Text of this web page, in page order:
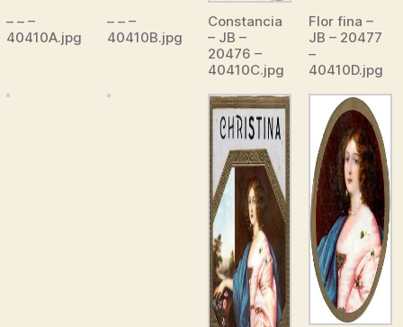
– – –
40410A.jpg
– – –
40410B.jpg
Constancia
– JB –
20476 –
40410C.jpg
Flor fina –
JB – 20477
–
40410D.jpg